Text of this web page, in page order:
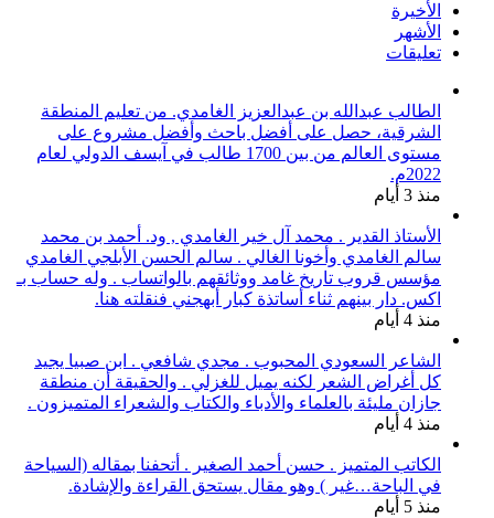
الأخيرة
الأشهر
تعليقات
الطالب عبدالله بن عبدالعزيز الغامدي. من تعليم المنطقة
الشرقية، حصل على أفضل باحث وأفضل مشروع على
مستوى العالم من بين 1700 طالب في آيسف الدولي لعام
2022م.
منذ 3 أيام
الأستاذ القدير . محمد آل خير الغامدي , ود. أحمد بن محمد
سالم الغامدي وأخونا الغالي . سالم الحسن الأبلجي الغامدي
مؤسس قروب تاريخ غامد ووثائقهم بالواتساب . وله حساب بـ
اكس. دار بينهم ثناء أساتذة كبار أبهجني فنقلته هنا.
منذ 4 أيام
الشاعر السعودي المحبوب . مجدي شافعي . ابن صبيا يجيد
كل أغراض الشعر لكنه يميل للغزلي . والحقيقة أن منطقة
جازان مليئة بالعلماء والأدباء والكتاب والشعراء المتميزون .
منذ 4 أيام
الكاتب المتميز . حسن أحمد الصغير . أتحفنا بمقاله (السياحة
في الباحة…غير ) وهو مقال يستحق القراءة والإشادة.
منذ 5 أيام